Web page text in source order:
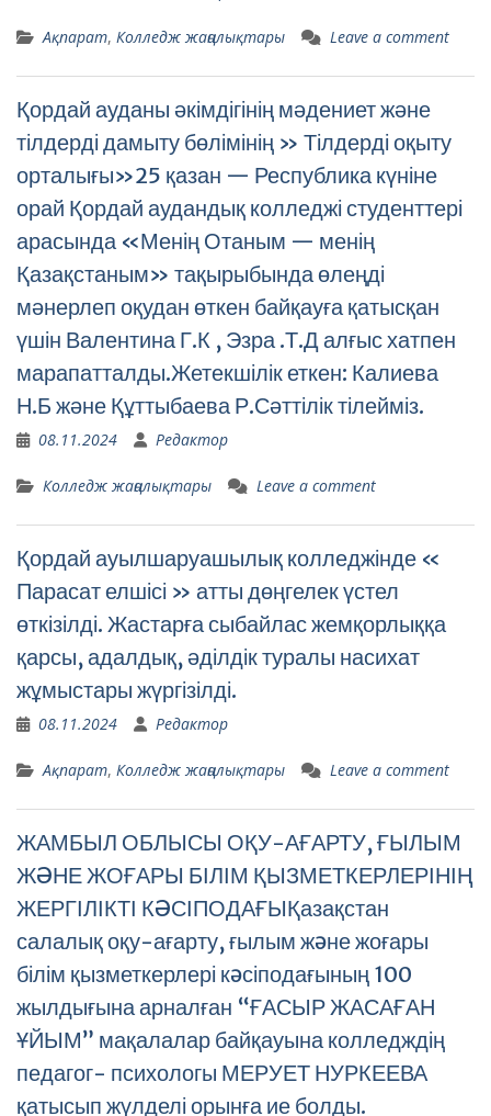
Ақпарат, Колледж жаңалықтары Leave a comment
Қордай ауданы әкімдігінің мәдениет және
тілдерді дамыту бөлімінің » Тілдерді оқыту
орталығы»25 қазан — Республика күніне
орай Қордай аудандық колледжі студенттері
арасында «Менің Отаным — менің
Қазақстаным» тақырыбында өлеңді
мәнерлеп оқудан өткен байқауға қатысқан
үшін Валентина Г.К , Эзра .Т.Д алғыс хатпен
марапатталды.Жетекшілік еткен: Калиева
Н.Б және Құттыбаева Р.Сәттілік тілейміз.
08.11.2024 Редактор
Колледж жаңалықтары Leave a comment
Қордай ауылшаруашылық колледжінде «
Парасат елшісі » атты дөңгелек үстел
өткізілді. Жастарға сыбайлас жемқорлыққа
қарсы, адалдық, әділдік туралы насихат
жұмыстары жүргізілді.
08.11.2024 Редактор
Ақпарат, Колледж жаңалықтары Leave a comment
ЖАМБЫЛ ОБЛЫСЫ ОҚУ-АҒАРТУ, ҒЫЛЫМ
ЖƏНЕ ЖОҒАРЫ БІЛІМ ҚЫЗМЕТКЕРЛЕРІНІҢ
ЖЕРГІЛІКТІ КƏСІПОДАҒЫҚазақстан
салалық оқу-ағарту, ғылым жəне жоғары
білім қызметкерлері кəсіподағының 100
жылдығына арналған “ҒАСЫР ЖАСАҒАН
ҰЙЫМ” мақалалар байқауына колледждің
педагог- психологы МЕРУЕТ НУРКЕЕВА
қатысып жүлделі орынға ие болды.